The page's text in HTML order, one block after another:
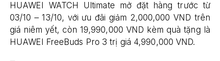
HUAWEI WATCH Ultimate mở đặt hàng trước từ
03/10 – 13/10, với ưu đãi giảm 2,000,000 VND trên
giá niêm yết, còn 19,990,000 VND kèm quà tặng là
HUAWEI FreeBuds Pro 3 trị giá 4,990,000 VND.